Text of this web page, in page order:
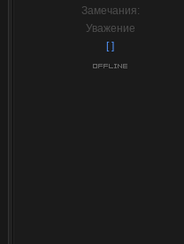
Замечания:
Уважение
[ ]